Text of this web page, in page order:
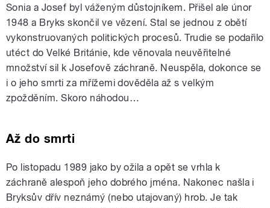
Sonia a Josef byl váženým důstojníkem. Přišel ale únor
1948 a Bryks skončil ve vězení. Stal se jednou z obětí
vykonstruovaných politických procesů. Trudie se podařilo
utéct do Velké Británie, kde věnovala neuvěřitelné
množství sil k Josefově záchraně. Neuspěla, dokonce se
i o jeho smrti za mřížemi dověděla až s velkým
zpožděním. Skoro náhodou…
Až do smrti
Po listopadu 1989 jako by ožila a opět se vrhla k
záchraně alespoň jeho dobrého jména. Nakonec našla i
Bryksův dřív neznámý (nebo utajovaný) hrob. Je tak